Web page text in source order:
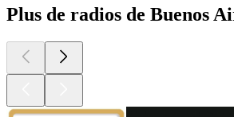
Plus de radios de Buenos